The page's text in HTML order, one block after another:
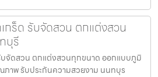
กร็ด รับจัดสวน ตกแต่งสวน
บุรี
จัดสวน ตกแต่งสวนทุกขนาด ออกแบบภูมิ
ภาพ รับประกันความสวยงาม นนทบุร